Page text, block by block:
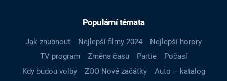
Populární témata
Jak zhubnout Nejlepší filmy 2024
Nejlepší horory
TV program
Změna času Partie
Počasí
Kdy budou volby
ZOO Nové začátky
Auto – katalog